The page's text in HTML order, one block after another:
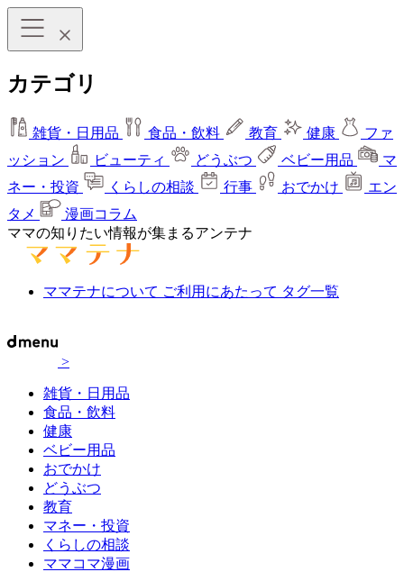
カテゴリ
雑貨・日用品 食品・飲料 教育 健康
ファ
ッション
ビューティ どうぶつ ベビー用品
マ
ネー・投資
くらしの相談 行事 おでかけ
エン
タメ
漫画コラム
ママの知りたい情報が集まるアンテナ
ママテナについて ご利用にあたって タグ一覧
>
雑貨・日用品
食品・飲料
健康
ベビー用品
おでかけ
どうぶつ
教育
マネー・投資
くらしの相談
ママコマ漫画